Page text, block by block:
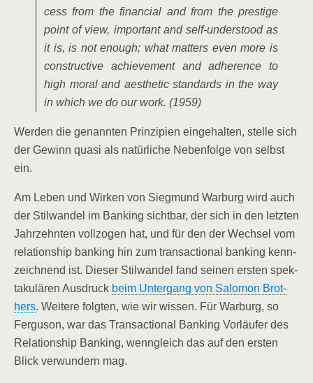
cess from the finan­cial and from the pres­ti­ge
point of view, important and self-unders­tood as
it is, is not enough; what mat­ters even more is
con­s­truc­ti­ve achie­ve­ment and adhe­rence to
high moral and aes­the­tic stan­dards in the way
in which we do our work. (1959)
Wer­den die genann­ten Prin­zi­pi­en ein­ge­hal­ten, stel­le sich
der Gewinn qua­si als natür­li­che Neben­fol­ge von selbst
ein.
Am Leben und Wir­ken von Sieg­mund War­burg wird auch
der Stil­wan­del im Ban­king sicht­bar, der sich in den letz­ten
Jahr­zehn­ten voll­zo­gen hat, und für den der Wech­sel vom
rela­ti­onship ban­king hin zum tran­sac­tion­al ban­king kenn­
zeich­nend ist. Die­ser Stil­wan­del fand sei­nen ers­ten spek­
ta­ku­lä­ren Aus­druck beim Unter­gang von Salo­mon Brot­
hers. Wei­te­re folg­ten, wie wir wis­sen. Für War­burg, so
Fer­gu­son, war das Tran­sac­tion­al Ban­king Vor­läu­fer des
Rela­ti­onship Ban­king, wenn­gleich das auf den ers­ten
Blick ver­wun­dern mag.